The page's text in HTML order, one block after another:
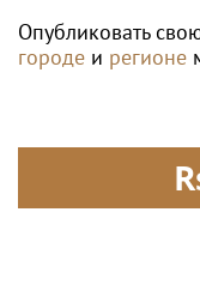
Опубликовать
городе и регионе